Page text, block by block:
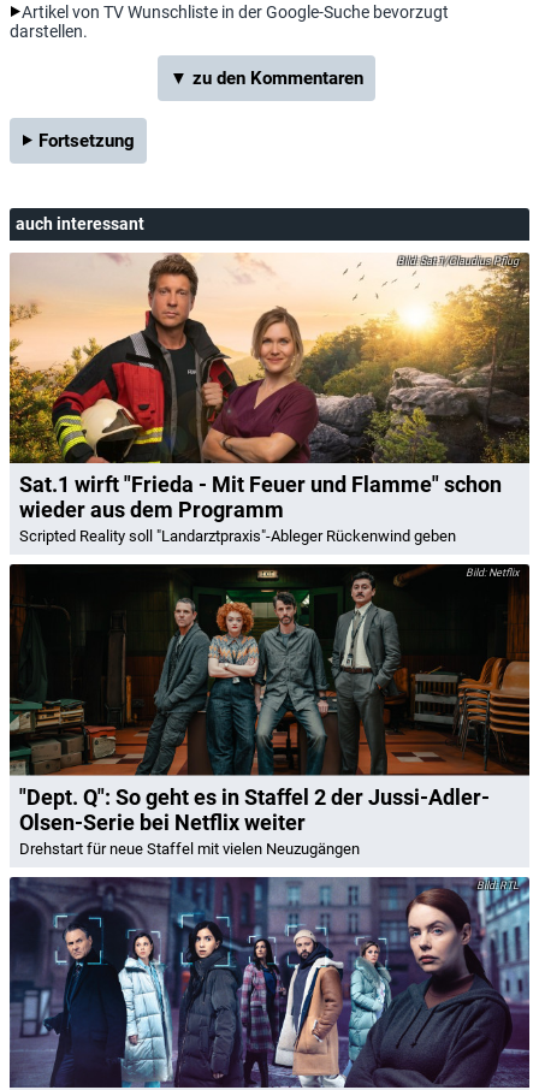
Artikel von TV Wunschliste in der Google-Suche bevorzugt
darstellen.
▼ zu den Kommentaren
Fortsetzung
auch interessant
Sat.1/Claudius Pflug
Sat.1 wirft "Frieda - Mit Feuer und Flamme" schon
wieder aus dem Programm
Scripted Reality soll "Landarztpraxis"-Ableger Rückenwind geben
Netflix
"Dept. Q": So geht es in Staffel 2 der Jussi-Adler-
Olsen-Serie bei Netflix weiter
Drehstart für neue Staffel mit vielen Neuzugängen
RTL